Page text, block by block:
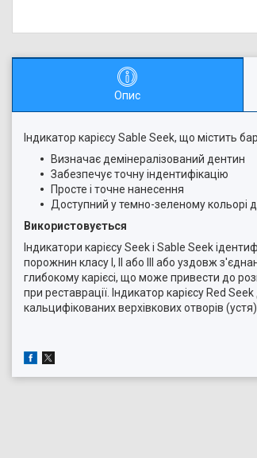
Опис
Індикатор карієсу Sable Seek, що містить
Визначає демінералізований дентин
Забезпечує точну індентифікацію
Просте і точне нанесення
Доступний у темно-зеленому кольорі
Використовується
Індикатори карієсу Seek і Sable Seek
порожнин класу I, II або III або уздовж
глибокому карієсі, що може привести до
при реставрації. Індикатор карієсу Red
кальцифікованих верхівкових отворів (устя)